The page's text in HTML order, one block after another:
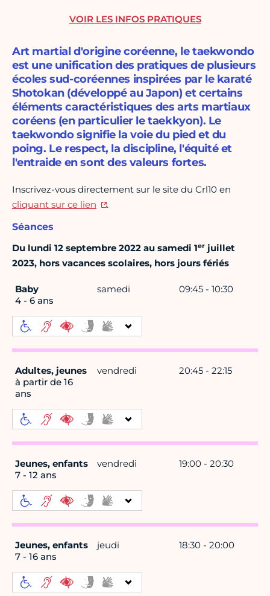
Art martial d'origine coréenne, le taekwondo
est une unification des pratiques de plusieurs
écoles sud-coréennes inspirées par le karaté
Shotokan (développé au Japon) et certains
éléments caractéristiques des arts martiaux
coréens (en particulier le taekkyon). Le
taekwondo signifie la voie du pied et du
poing. Le respect, la discipline, l'équité et
l'entraide en sont des valeurs fortes.
Inscrivez-vous directement sur le site du Crl10 en
cliquant sur ce lien
.
Séances
Du lundi 12 septembre 2022 au samedi 1er juillet
2023, hors vacances scolaires, hors jours fériés
Baby
4 - 6 ans
samedi 09:45 - 10:30
Adultes, jeunes
à partir de 16
ans
vendredi 20:45 - 22:15
Jeunes, enfants
7 - 12 ans
vendredi 19:00 - 20:30
Jeunes, enfants
7 - 16 ans
jeudi 18:30 - 20:00
VOIR LES INFOS PRATIQUES